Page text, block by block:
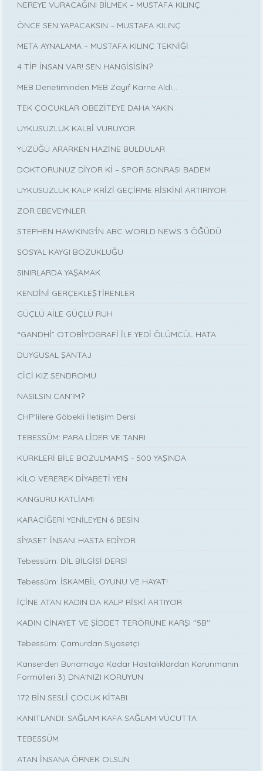
NEREYE VURACAĞINI BİLMEK – MUSTAFA KILINÇ
ÖNCE SEN YAPACAKSIN – MUSTAFA KILINÇ
META AYNALAMA – MUSTAFA KILINÇ TEKNİĞİ
4 TİP İNSAN VAR! SEN HANGİSİSİN?
MEB Denetiminden MEB Zayıf Karne Aldı…
TEK ÇOCUKLAR OBEZİTEYE DAHA YAKIN
UYKUSUZLUK KALBİ VURUYOR
YÜZÜĞÜ ARARKEN HAZİNE BULDULAR
DOKTORUNUZ DİYOR Kİ – SPOR SONRASI BADEM
UYKUSUZLUK KALP KRİZİ GEÇİRME RİSKİNİ ARTIRIYOR
ZOR EBEVEYNLER
STEPHEN HAWKING‘İN ABC WORLD NEWS 3 ÖĞÜDÜ
SOSYAL KAYGI BOZUKLUĞU
SINIRLARDA YAŞAMAK
KENDİNİ GERÇEKLEŞTİRENLER
GÜÇLÜ AİLE GÜÇLÜ RUH
“GANDHİ” OTOBİYOGRAFİ İLE YEDİ ÖLÜMCÜL HATA
DUYGUSAL ŞANTAJ
CİCİ KIZ SENDROMU
NASILSIN CAN’IM?
CHP'lilere Göbekli İletişim Dersi
TEBESSÜM: PARA LİDER VE TANRI
KÜRKLERİ BİLE BOZULMAMIŞ - 500 YAŞINDA
KİLO VEREREK DİYABETİ YEN
KANGURU KATLİAMI
KARACİĞERİ YENİLEYEN 6 BESİN
SİYASET İNSANI HASTA EDİYOR
Tebessüm: DİL BİLGİSİ DERSİ
Tebessüm: İSKAMBİL OYUNU VE HAYAT!
İÇİNE ATAN KADIN DA KALP RİSKİ ARTIYOR
KADIN CİNAYET VE ŞİDDET TERÖRÜNE KARŞI ''5B''
Tebessüm: Çamurdan Siyasetçi
Kanserden Bunamaya Kadar Hastalıklardan Korunmanın
Formülleri 3) DNA'NIZI KORUYUN
172 BİN SESLİ ÇOCUK KİTABI
KANITLANDI: SAĞLAM KAFA SAĞLAM VÜCUTTA
TEBESSÜM
ATAN İNSANA ÖRNEK OLSUN